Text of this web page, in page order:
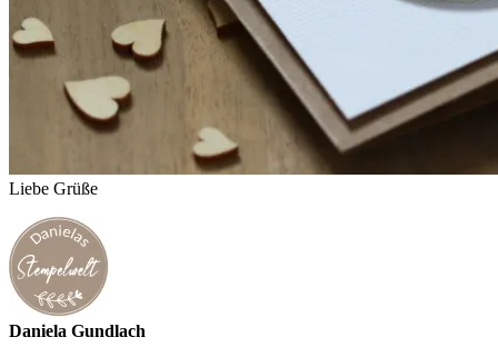
Liebe Grüße
Daniela Gundlach